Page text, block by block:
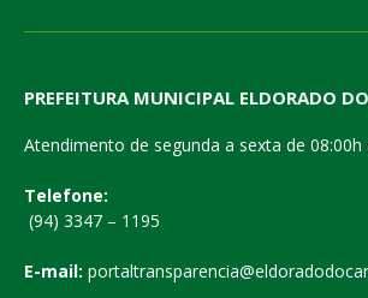
PREFEITURA MUNICIPAL ELDORADO
Atendimento de segunda a sexta de 08:00h
Telefone:
(94) 3347 – 1195
E-mail: